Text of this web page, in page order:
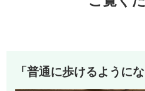
「普通に歩けるように